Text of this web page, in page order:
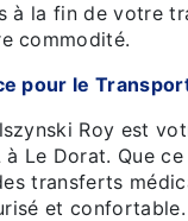
à la fin de votre
commodité.
pour le
Roy est
Le Dorat. Que
transferts
et